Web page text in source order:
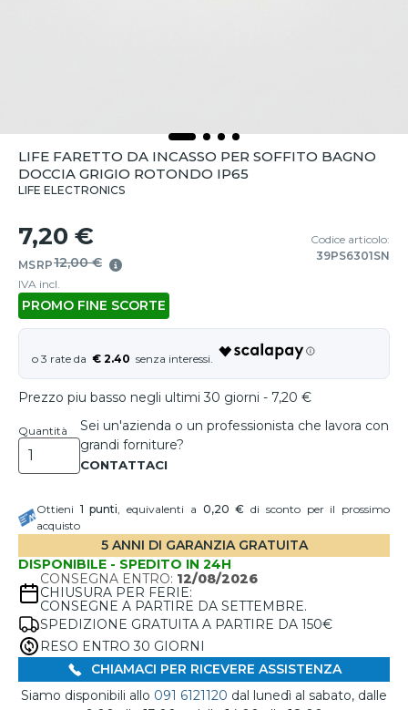
LIFE FARETTO DA INCASSO PER SOFFITO BAGNO
DOCCIA GRIGIO ROTONDO IP65
LIFE ELECTRONICS
7,20 €
MSRP12,00 €
IVA incl.
PROMO FINE SCORTE
Codice articolo:
39PS6301SN
€ 2.40
Prezzo piu basso negli ultimi 30 giorni - 7,20 €
Quantità
Sei un'azienda o un professionista che lavora con
grandi forniture?
Ottieni 1 punti, equivalenti a 0,20 € di sconto per il prossimo
acquisto
5 ANNI DI GARANZIA GRATUITA
DISPONIBILE - SPEDITO IN 24H
CONSEGNA ENTRO: 12/08/2026
CHIUSURA PER FERIE:
CONSEGNE A PARTIRE DA SETTEMBRE.
SPEDIZIONE GRATUITA A PARTIRE DA 150€
RESO ENTRO 30 GIORNI
CHIAMACI PER RICEVERE ASSISTENZA
Siamo disponibili allo 091 6121120 dal lunedì al sabato, dalle